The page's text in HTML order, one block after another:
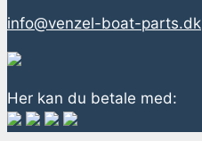
info@venzel-boat-parts.dk
Her kan du betale med: